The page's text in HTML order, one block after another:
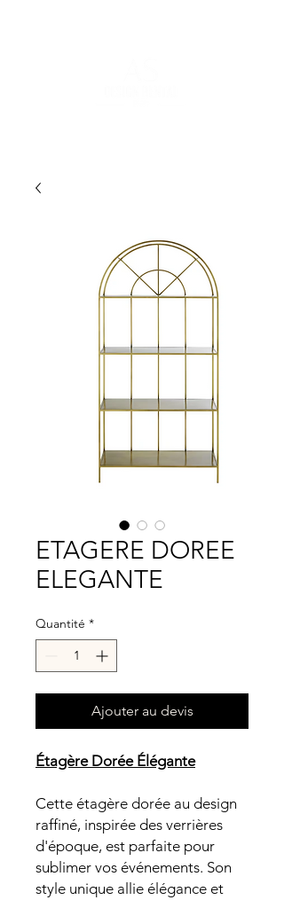
ETAGERE DOREE
ELEGANTE
Quantité *
Ajouter au devis
Étagère Dorée Élégante
Cette étagère dorée au design
raffiné, inspirée des verrières
d'époque, est parfaite pour
sublimer vos événements. Son
style unique allie élégance et